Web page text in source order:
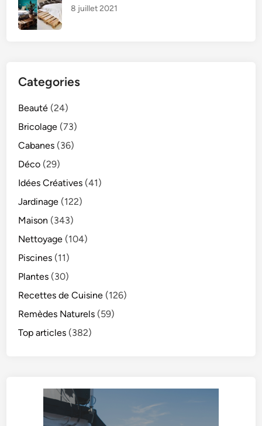
8 juillet 2021
Categories
Beauté (24)
Bricolage (73)
Cabanes (36)
Déco (29)
Idées Créatives (41)
Jardinage (122)
Maison (343)
Nettoyage (104)
Piscines (11)
Plantes (30)
Recettes de Cuisine (126)
Remèdes Naturels (59)
Top articles (382)